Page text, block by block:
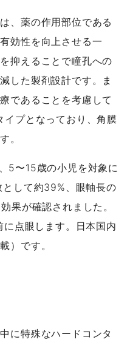
、薬の作用部位である
効性を向上させる一
抑えることで瞳孔への
した製剤設計です。ま
であることを考慮して
イプとなっており、角膜
。
5〜15歳の小児を対象に
して約39%、眼軸長の
果が確認されました。
に点眼します。日本国内
）です。
に特殊なハードコンタ